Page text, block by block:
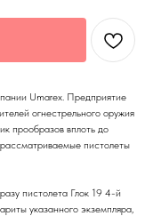
Umarex. Предприятие
огнестрельного оружия
прообразов вплоть до
пистолеты
пистолета Глок 19 4-й
указанного экземпляра,